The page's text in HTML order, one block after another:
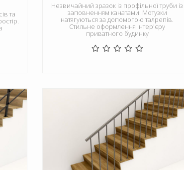
та
Незвичайний зразок із профільної труби із
заповненням канатами. Мотузки
натягуються за допомогою талрепів.
Стильне оформлення інтер'єру
приватного будинку